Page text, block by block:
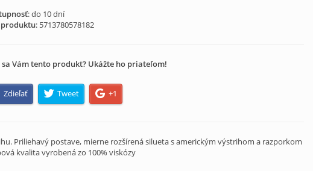
: do 10 dní
produktu: 5713780578182
sa Vám tento produkt? Ukážte ho priateľom!
Zdieľať Tweet +1
Priliehavý postave, mierne rozšírená silueta s americkým výstrihom a razporkom
kvalita vyrobená zo 100% viskózy